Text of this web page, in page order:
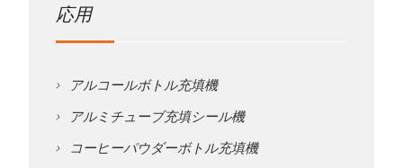
応用
アルコールボトル充填機
アルミチューブ充填シール機
コーヒーパウダーボトル充填機